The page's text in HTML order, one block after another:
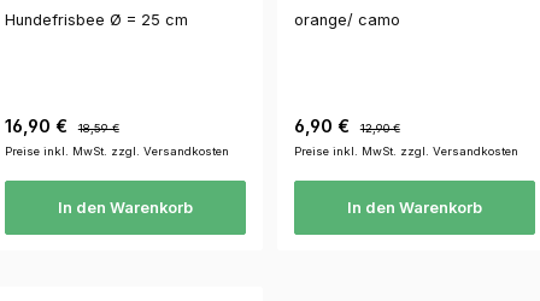
Hundefrisbee Ø = 25 cm
Verkaufspreis:
16,90 €
18,59 €
Preise inkl. MwSt. zzgl. Versandkosten
In den Warenkorb
orange/ camo
Verkaufspreis:
6,90 €
12,90 €
Preise inkl. MwSt. zzgl. Versandkosten
In den Warenkorb